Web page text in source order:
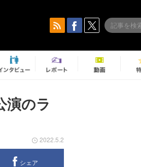
演のラ
2022.5.2
シェア